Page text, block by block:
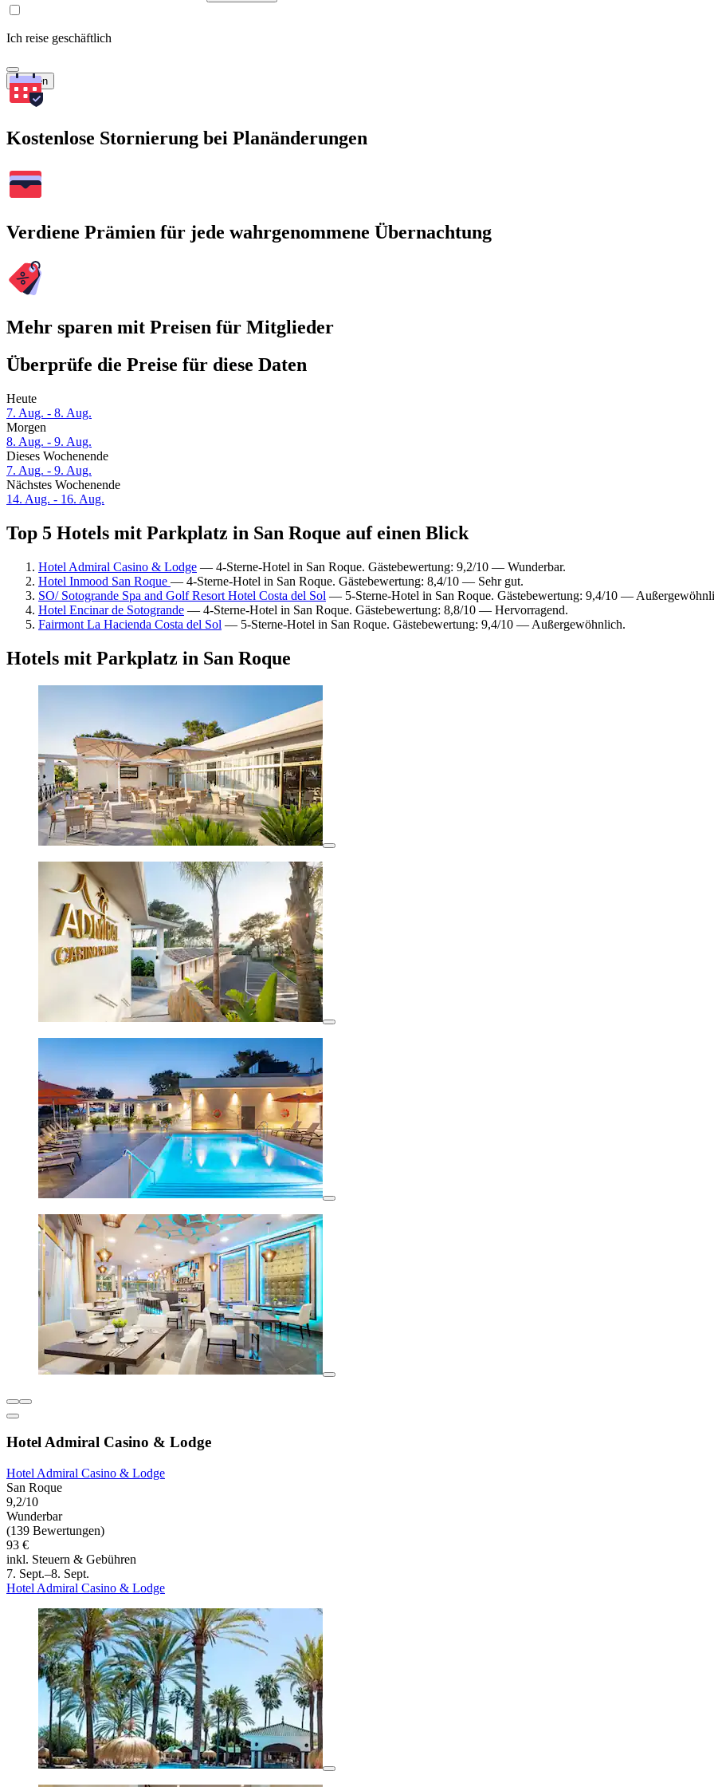
Ich reise geschäftlich
Suchen
Kostenlose Stornierung bei Planänderungen
Verdiene Prämien für jede wahrgenommene Übernachtung
Mehr sparen mit Preisen für Mitglieder
Überprüfe die Preise für diese Daten
Heute
7. Aug. - 8. Aug.
Morgen
8. Aug. - 9. Aug.
Dieses Wochenende
7. Aug. - 9. Aug.
Nächstes Wochenende
14. Aug. - 16. Aug.
Top 5 Hotels mit Parkplatz in San Roque auf einen Blick
Hotel Admiral Casino & Lodge — 4-Sterne-Hotel in San Roque. Gästebewertung: 9,2/10 — Wunderbar.
Hotel Inmood San Roque — 4-Sterne-Hotel in San Roque. Gästebewertung: 8,4/10 — Sehr gut.
SO/ Sotogrande Spa and Golf Resort Hotel Costa del Sol — 5-Sterne-Hotel in San Roque. Gästebewertung: 9,4/10 —
Hotel Encinar de Sotogrande — 4-Sterne-Hotel in San Roque. Gästebewertung: 8,8/10 — Hervorragend.
Fairmont La Hacienda Costa del Sol — 5-Sterne-Hotel in San Roque. Gästebewertung: 9,4/10 — Außergewöhnlich.
Hotels mit Parkplatz in San Roque
Hotel Admiral Casino & Lodge
Hotel Admiral Casino & Lodge
San Roque
9,2/10
Wunderbar
(139 Bewertungen)
93 €
inkl. Steuern & Gebühren
7. Sept.–8. Sept.
Hotel Admiral Casino & Lodge